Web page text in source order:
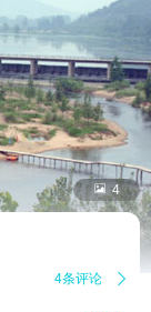
 4
4条评论 